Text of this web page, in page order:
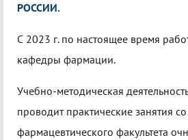
РОССИИ.
С 2023 г. по настоящее время
кафедры фармации.
Учебно-методическая
проводит практические занятия
фармацевтического факультета